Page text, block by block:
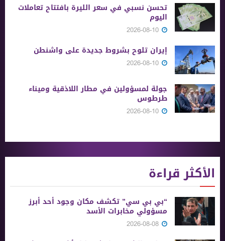
تحسن نسبي في سعر الليرة بافتتاح تعاملات
اليوم
إيران تلوح بشروط جديدة على واشنطن
جولة لمسؤولين في مطار اللاذقية وميناء
طرطوس
الأكثر قراءة
“بي بي سي” تكشف مكان وجود أحد أبرز
مسؤولي مخابرات الأسد